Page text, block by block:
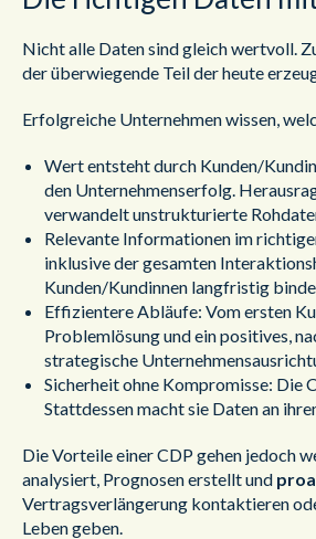
Nicht alle Daten sind gleich wertvoll.
der überwiegende Teil der heute
Erfolgreiche Unternehmen wissen,
Wert entsteht durch Kunden/
den Unternehmenserfolg.
verwandelt unstrukturierte
Relevante Informationen im
inklusive der gesamten
Kunden/Kundinnen langfristig
Effizientere Abläufe: Vom ersten
Problemlösung und ein positives,
strategische
Sicherheit ohne Kompromisse: Die
Stattdessen macht sie Daten an
Die Vorteile einer CDP gehen jedoch
analysiert, Prognosen erstellt und
Vertragsverlängerung kontaktieren
Leben geben.